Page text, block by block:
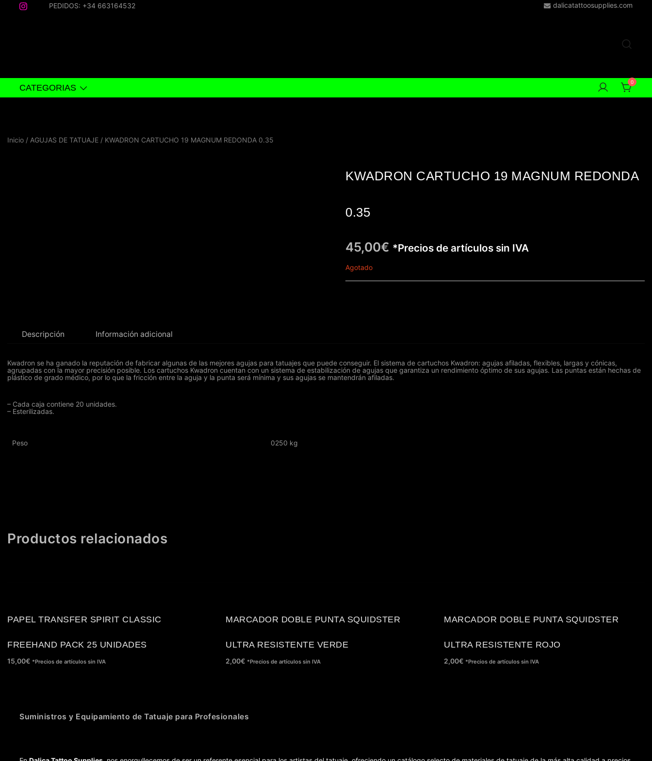
PEDIDOS: +34 663164532 dalicatattoosupplies.com
CATEGORIAS
0
Inicio / AGUJAS DE TATUAJE / KWADRON CARTUCHO 19 MAGNUM REDONDA 0.35
KWADRON CARTUCHO 19 MAGNUM REDONDA
0.35
45,00€ *Precios de artículos sin IVA
Agotado
Descripción Información adicional
Kwadron se ha ganado la reputación de fabricar algunas de las mejores agujas para tatuajes que puede conseguir. El sistema de cartuchos Kwadron: agujas afiladas, flexibles, largas y cónicas,
agrupadas con la mayor precisión posible. Los cartuchos Kwadron cuentan con un sistema de estabilización de agujas que garantiza un rendimiento óptimo de sus agujas. Las puntas están hechas de
plástico de grado médico, por lo que la fricción entre la aguja y la punta será mínima y sus agujas se mantendrán afiladas.
– Cada caja contiene 20 unidades.
– Esterilizadas.
Peso 0250 kg
Productos relacionados
PAPEL TRANSFER SPIRIT CLASSIC
FREEHAND PACK 25 UNIDADES
15,00€ *Precios de artículos sin IVA
MARCADOR DOBLE PUNTA SQUIDSTER
ULTRA RESISTENTE VERDE
2,00€ *Precios de artículos sin IVA
MARCADOR DOBLE PUNTA SQUIDSTER
ULTRA RESISTENTE ROJO
2,00€ *Precios de artículos sin IVA
Suministros y Equipamiento de Tatuaje para Profesionales